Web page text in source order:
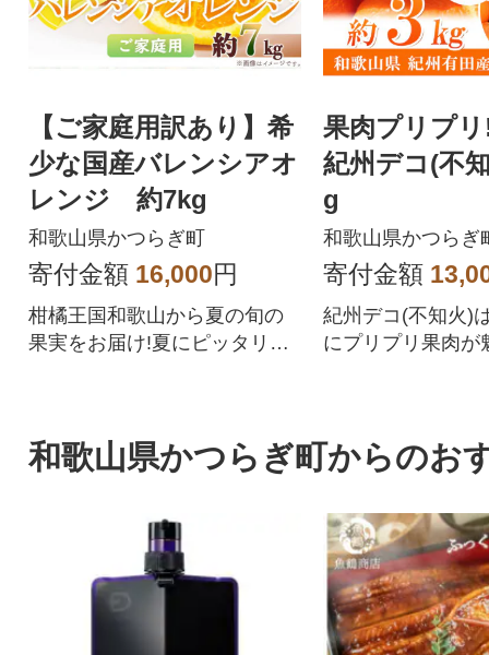
【ご家庭用訳あり】希
少な国産バレンシアオ
レンジ 約7kg
和歌山県かつらぎ町
寄付金額 16,000円
柑橘王国和歌山から夏の旬の
果実をお届け!夏にピッタリの
果肉プリプ
紀州デコ(不
g
和歌山県かつらぎ
寄付金額
紀州デコ(不知火)
にプリプリ果肉が
和歌山県かつらぎ町からのお